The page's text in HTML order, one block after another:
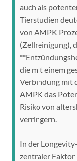
auch als
Tierstudien
von AMPK
(Zellreinigung),
die mit einem
Verbindung mit
AMPK das
Risiko von
verringern.
In der
zentraler Faktor